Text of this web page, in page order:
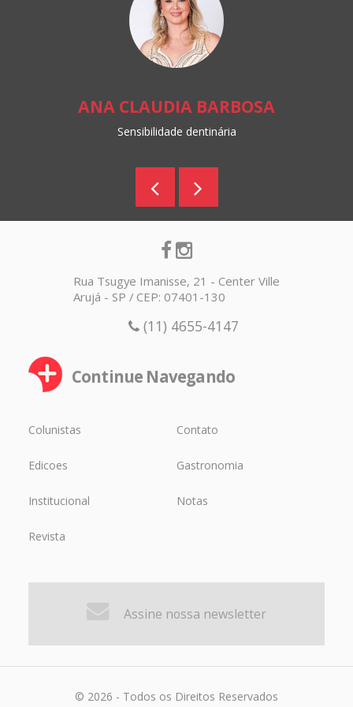
ANA CLAUDIA BARBOSA
Sensibilidade dentinária
Rua Tsugye Imanisse, 21 - Center Ville
Arujá - SP / CEP: 07401-130
(11) 4655-4147
Continue Navegando
Colunistas Contato
Edicoes Gastronomia
Institucional Notas
Revista
Assine nossa newsletter
© 2026 - Todos os Direitos Reservados